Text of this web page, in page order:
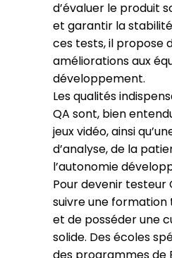
d’évaluer le produit
et garantir la
ces tests, il propose
améliorations aux
développement.
Les qualités
QA sont, bien
jeux vidéo, ainsi
d’analyse, de la
l’autonomie
Pour devenir testeur
suivre une
et de posséder une
solide. Des écoles